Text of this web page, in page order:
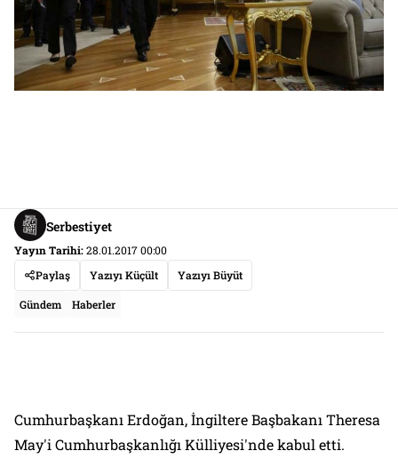
Serbestiyet
Yayın Tarihi:28.01.2017 00:00
Paylaş
Yazıyı Küçült Yazıyı Büyüt
Gündem Haberler
Cumhurbaşkanı Erdoğan, İngiltere Başbakanı Theresa
May'i Cumhurbaşkanlığı Külliyesi'nde kabul etti.